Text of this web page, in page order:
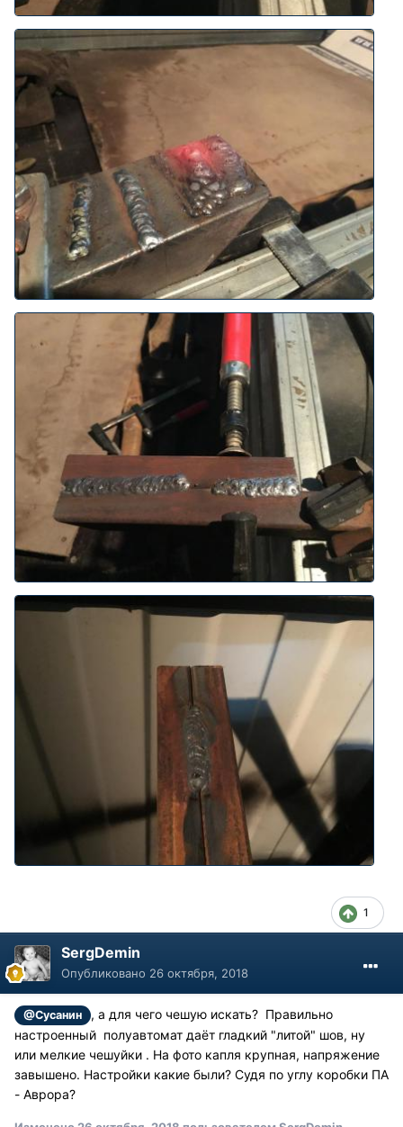
1
SergDemin
Опубликовано 26 октября, 2018
@Сусанин
, а для чего чешую искать? Правильно
настроенный полуавтомат даёт гладкий "литой" шов, ну
или мелкие чешуйки . На фото капля крупная, напряжение
завышено. Настройки какие были? Судя по углу коробки ПА
- Аврора?